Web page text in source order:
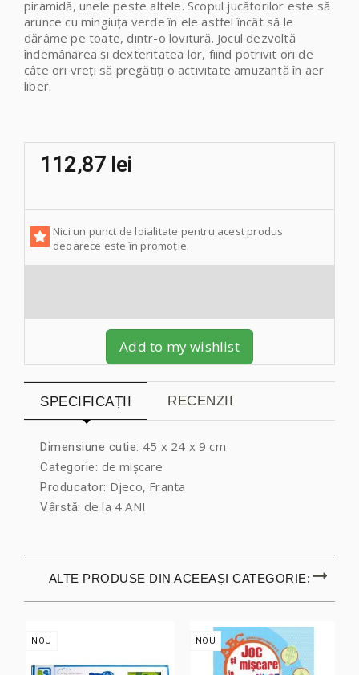
piramidă, unele peste altele. Scopul jucătorilor este să
arunce cu mingiuța verde în ele astfel încât să le
dărâme pe toate, dintr-o lovitură. Jocul dezvoltă
îndemânarea și dexteritatea lor, fiind potrivit ori de
câte ori vreți să pregătiți o activitate amuzantă în aer
liber.
112,87 lei
Nici un punct de loialitate pentru acest produs
deoarece este în promoție.
Add to my wishlist
SPECIFICAȚII RECENZII
Dimensiune cutie: 45 x 24 x 9 cm
Categorie: de mișcare
Producator: Djeco, Franta
Vârstă: de la 4 ANI
ALTE PRODUSE DIN ACEEAȘI CATEGORIE:
NOU NOU